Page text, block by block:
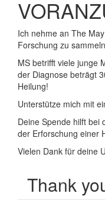
Ich nehme an The
Forschung zu
MS betrifft viele junge
der Diagnose beträgt
Heilung!
Unterstütze mich mit
Deine Spende hilft bei
der Erforschung einer
Vielen Dank für deine
Thank